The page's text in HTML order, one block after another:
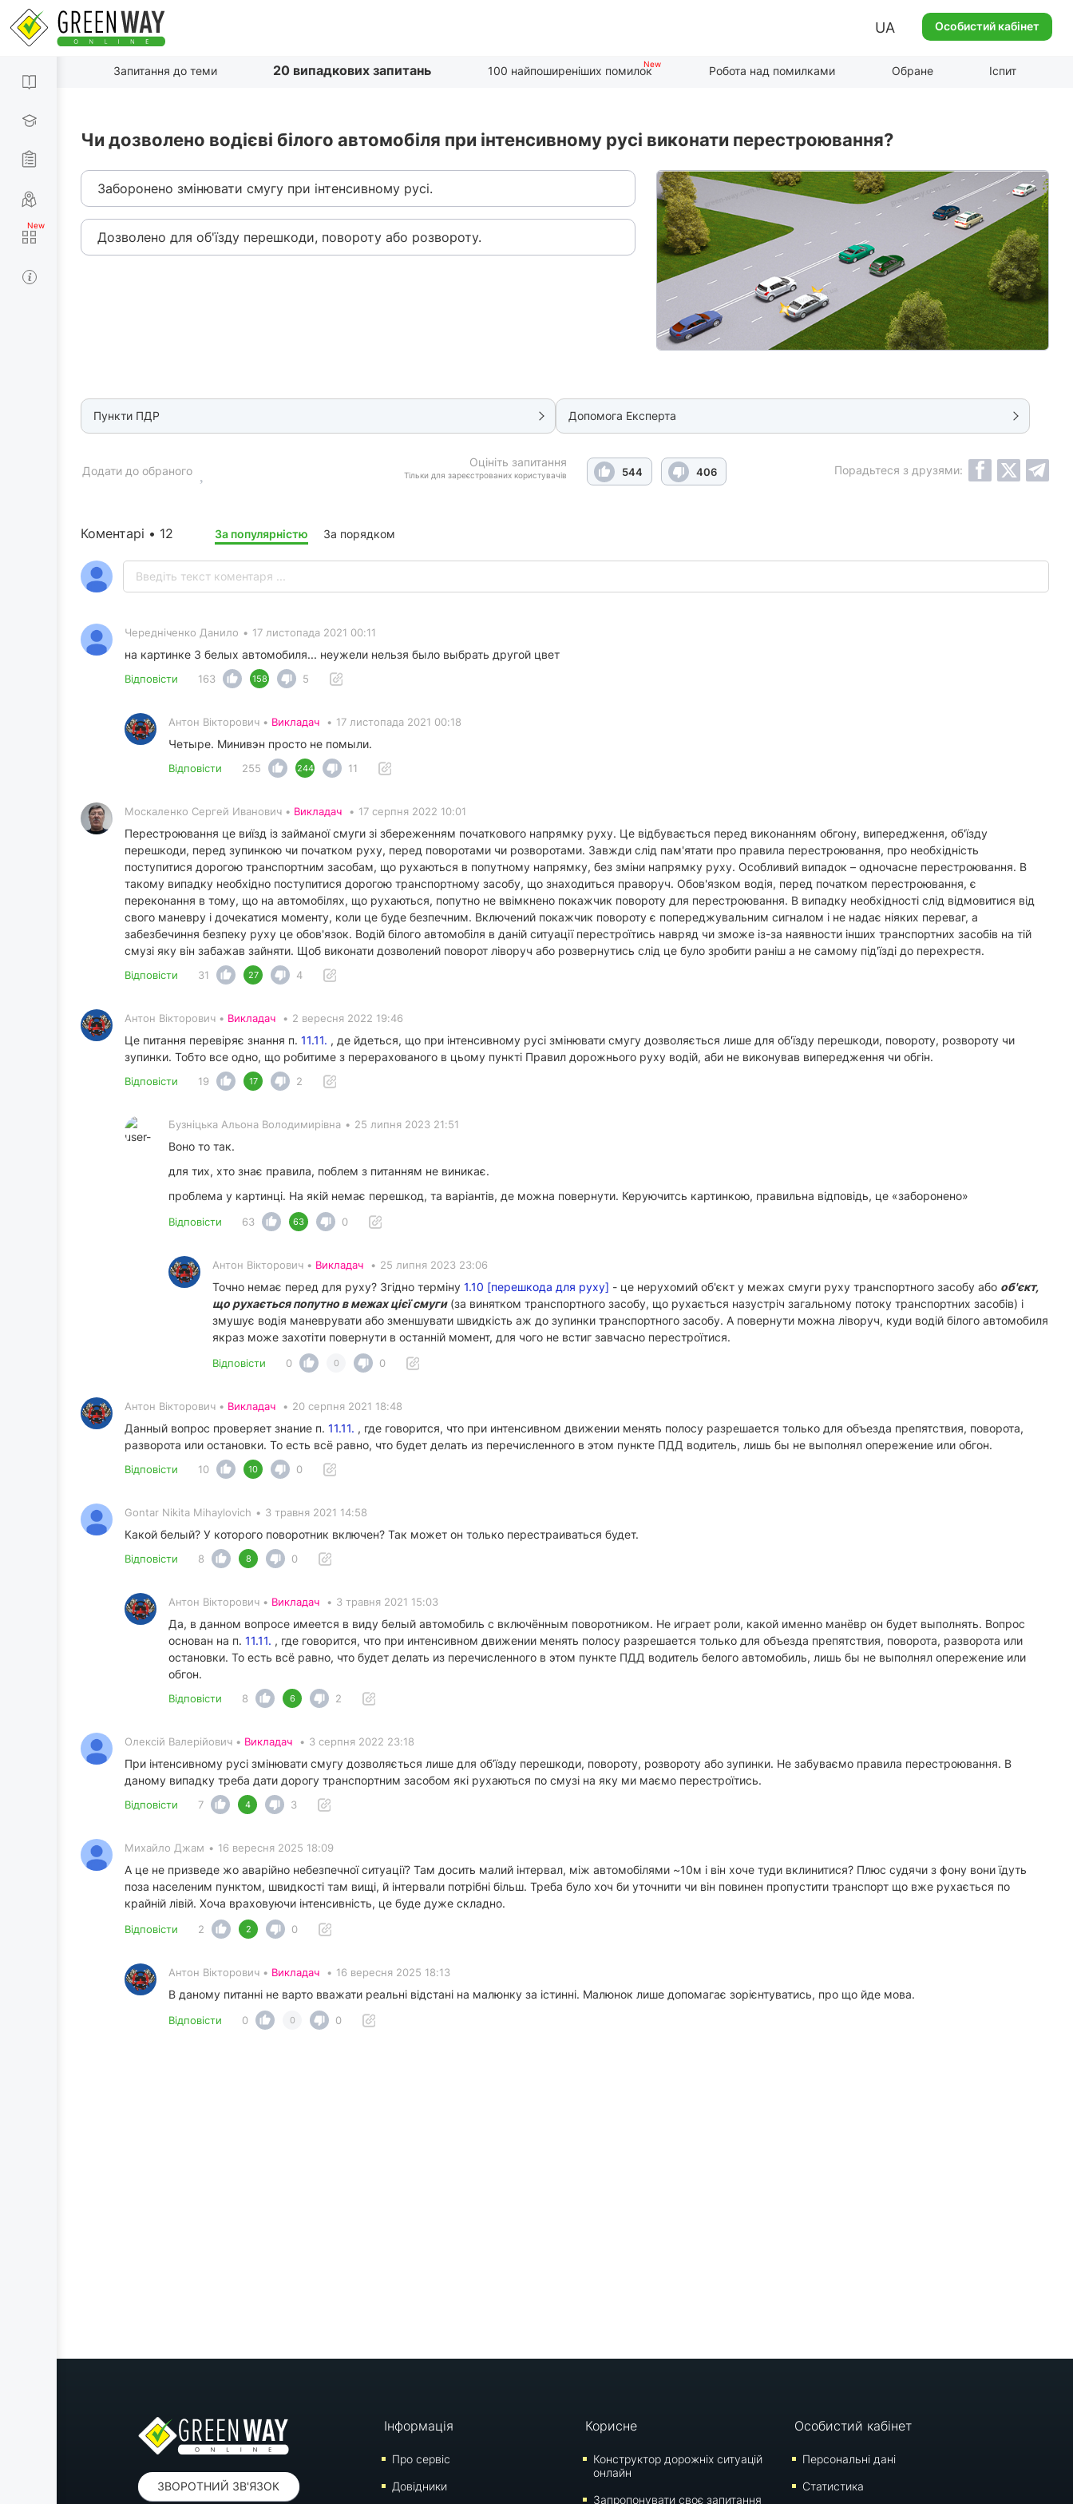
UA Особистий кабінет
Запитання до теми 20 випадкових запитань 100 найпоширеніших помилок Робота над помилками Обране Іспит
Чи дозволено водієві білого автомобіля при інтенсивному русі виконати перестроювання?
Заборонено змінювати смугу при інтенсивному русі.
Дозволено для об'їзду перешкоди, повороту або розвороту.
Пункти ПДР Допомога Експерта
Оцініть запитання
Тільки для зареєстрованих користувачів 544 406
Додати до обраного Порадьтеся з друзями:
Коментарі • 12 За популярністю За порядком
Чередніченко Данило • 17 листопада 2021 00:11
на картинке 3 белых автомобиля... неужели нельзя было выбрать другой цвет
Відповісти 163 158 5
Антон Вікторович • Викладач • 17 листопада 2021 00:18
Четыре. Минивэн просто не помыли.
Відповісти 255 244 11
Москаленко Сергей Иванович • Викладач • 17 серпня 2022 10:01
Перестроювання це виїзд із займаної смуги зі збереженням початкового напрямку руху. Це відбувається перед виконанням обгону, випередження, об'їзду
перешкоди, перед зупинкою чи початком руху, перед поворотами чи розворотами. Завжди слід пам'ятати про правила перестроювання, про необхідність
поступитися дорогою транспортним засобам, що рухаються в попутному напрямку, без зміни напрямку руху. Особливий випадок – одночасне перестроювання. В
такому випадку необхідно поступитися дорогою транспортному засобу, що знаходиться праворуч. Обов'язком водія, перед початком перестроювання, є
переконання в тому, що на автомобілях, що рухаються, попутно не ввімкнено покажчик повороту для перестроювання. В випадку необхідності слід відмовитися від
свого маневру і дочекатися моменту, коли це буде безпечним. Включений покажчик повороту є попереджувальним сигналом і не надає ніяких переваг, а
забезбечиння безпеку руху це обов'язок. Водій білого автомобіля в даній ситуації перестроїтись навряд чи зможе із-за наявности інших транспортних засобів на тій
смузі яку він забажав зайняти. Щоб виконати дозволений поворот ліворуч або розвернутись слід це було зробити раніш а не самому під'їзді до перехрестя.
Відповісти 31 27 4
Антон Вікторович • Викладач • 2 вересня 2022 19:46
Це питання перевіряє знання п. 11.11. , де йдеться, що при інтенсивному русі змінювати смугу дозволяється лише для об'їзду перешкоди, повороту, розвороту чи
зупинки. Тобто все одно, що робитиме з перерахованого в цьому пункті Правил дорожнього руху водій, аби не виконував випередження чи обгін.
Відповісти 19 17 2
Бузніцька Альона Володимирівна • 25 липня 2023 21:51
Воно то так.
для тих, хто знає правила, поблем з питанням не виникає.
проблема у картинці. На якій немає перешкод, та варіантів, де можна повернути. Керуючитсь картинкою, правильна відповідь, це «заборонено»
Відповісти 63 63 0
Антон Вікторович • Викладач • 25 липня 2023 23:06
Точно немає перед для руху? Згідно терміну 1.10 [перешкода для руху] - це нерухомий об'єкт у межах смуги руху транспортного засобу або об'єкт,
що рухається попутно в межах цієї смуги(за винятком транспортного засобу, що рухається назустріч загальному потоку транспортних засобів) і
змушує водія маневрувати або зменшувати швидкість аж до зупинки транспортного засобу. А повернути можна ліворуч, куди водій білого автомобиля
якраз може захотіти повернути в останній момент, для чого не встиг завчасно перестроїтися.
Відповісти 0 0 0
Антон Вікторович • Викладач • 20 серпня 2021 18:48
Данный вопрос проверяет знание п. 11.11. , где говорится, что при интенсивном движении менять полосу разрешается только для объезда препятствия, поворота,
разворота или остановки. То есть всё равно, что будет делать из перечисленного в этом пункте ПДД водитель, лишь бы не выполнял опережение или обгон.
Відповісти 10 10 0
Gontar Nikita Mihaylovich • 3 травня 2021 14:58
Какой белый? У которого поворотник включен? Так может он только перестраиваться будет.
Відповісти 8 8 0
Антон Вікторович • Викладач • 3 травня 2021 15:03
Да, в данном вопросе имеется в виду белый автомобиль с включённым поворотником. Не играет роли, какой именно манёвр он будет выполнять. Вопрос
основан на п. 11.11. , где говорится, что при интенсивном движении менять полосу разрешается только для объезда препятствия, поворота, разворота или
остановки. То есть всё равно, что будет делать из перечисленного в этом пункте ПДД водитель белого автомобиль, лишь бы не выполнял опережение или
обгон.
Відповісти 8 6 2
Олексій Валерійович • Викладач • 3 серпня 2022 23:18
При інтенсивному русі змінювати смугу дозволяється лише для об’їзду перешкоди, повороту, розвороту або зупинки. Не забуваємо правила перестроювання. В
даному випадку треба дати дорогу транспортним засобом які рухаються по смузі на яку ми маємо перестроїтись.
Відповісти 7 4 3
Михайло Джам • 16 вересня 2025 18:09
А це не призведе жо аварійно небезпечної ситуації? Там досить малий інтервал, між автомобілями ~10м і він хоче туди вклинитися? Плюс судячи з фону вони їдуть
поза населеним пунктом, швидкості там вищі, й інтервали потрібні більш. Треба було хоч би уточнити чи він повинен пропустити транспорт що вже рухається по
крайній лівій. Хоча враховуючи інтенсивність, це буде дуже складно.
Відповісти 2 2 0
Антон Вікторович • Викладач • 16 вересня 2025 18:13
В даному питанні не варто вважати реальні відстані на малюнку за істинні. Малюнок лише допомагає зорієнтуватись, про що йде мова.
Відповісти 0 0 0
ЗВОРОТНИЙ ЗВ'ЯЗОК
Інформація
Про сервіс
Довідники
Корисне
Конструктор дорожніх ситуацій
онлайн
Запропонувати своє запитання
Особистий кабінет
Персональні дані
Статистика